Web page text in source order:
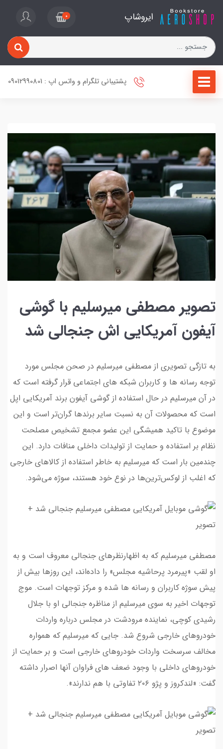
ایروشاپ 0
پشتیبانی تلگرام و واتس اپ : 09012990801
تصویر مصطفی میرسلیم با گوشی
آیفون آمریکایی اش جنجالی شد
به تازگی تصویری از مصطفی میرسلیم در صحن مجلس مورد
توجه رسانه ها و کاربران شبکه های اجتماعی قرار گرفته است که
در آن میرسلیم در حال استفاده از گوشی آیفون برند آمریکایی اپل
است که محصولات آن به نسبت سایر برندها گران‌تر است و این
موضوع با تاکید همیشگی این عضو مجمع تشخیص مصلحت
نظام بر استفاده و حمایت از تولیدات داخلی منافات دارد. این
چندمین بار است که میرسلیم به خاطر استفاده از کالاهای خارجی
که اغلب از لوکس‌ترین‌ها در نوع خود هستند، سوژه می‌شود.
مصطفی میرسلیم که به اظهارنظرهای جنجالی معروف است و به
او لقب «پیرمرد پرحاشیه مجلس» را داده‌اند، این روزها بیش از
پیش سوژه کاربران و رسانه ها شده و مرکز توجهات است. موج
توجهات اخیر به سوی میرسلیم از مناظره جنجالی او با جلال
رشیدی کوچی، نماینده مرودشت در مجلس درباره واردات
خودروهای خارجی شروع شد. جایی که میرسلیم که همواره
مخالف سرسخت واردات خودروهای خارجی است و بر حمایت از
خودروهای داخلی با وجود ضعف های فراوان آنها اصرار داشته
گفت: «لندکروز و پژو ۲۰۶ تفاوتی با هم ندارند».